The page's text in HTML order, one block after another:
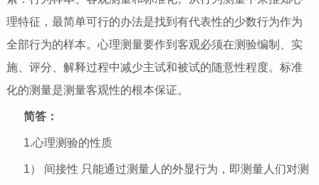
理特征，最简单可行的办法是找到有代表性的少数行为作为
全部行为的样本。心理测量要作到客观必须在测验编制、实
施、评分、解释过程中减少主试和被试的随意性程度。标准
化的测量是测量客观性的根本保证。
简答：
1.心理测验的性质
1） 间接性 只能通过测量人的外显行为，即测量人们对测